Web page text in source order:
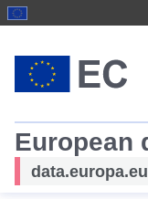
European
data.europa.eu